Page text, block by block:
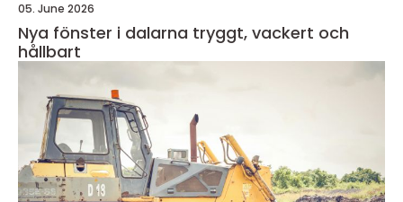
05. June 2026
Nya fönster i dalarna tryggt, vackert och
hållbart